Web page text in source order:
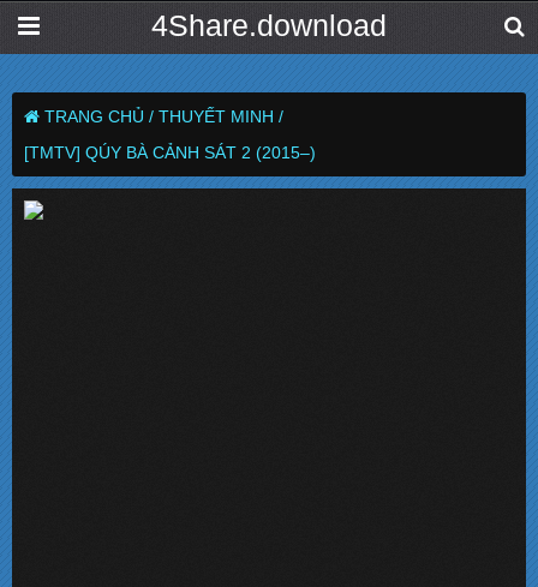
4Share.download
TRANG CHỦ / THUYẾT MINH /
[TMTV] QÚY BÀ CẢNH SÁT 2 (2015–)